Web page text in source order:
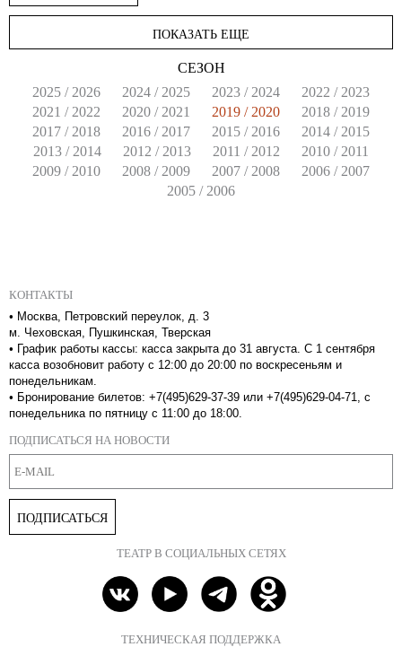
СЕЗОН
2025 / 2026
2024 / 2025 2023 / 2024
2022 / 2023
2021 / 2022
2020 / 2021 2019 / 2020
2018 / 2019
2017 / 2018
2016 / 2017 2015 / 2016
2014 / 2015
2013 / 2014
2012 / 2013 2011 / 2012
2010 / 2011
2009 / 2010
2008 / 2009 2007 / 2008
2006 / 2007
2005 / 2006
ПОКАЗАТЬ ЕЩЕ
КОНТАКТЫ
• Москва, Петровский переулок, д. 3
м. Чеховская, Пушкинская, Тверская
• График работы кассы: касса закрыта до 31 августа. С 1 сентября
касса возобновит работу с 12:00 до 20:00 по воскресеньям и
понедельникам.
• Бронирование билетов: +7(495)629-37-39 или +7(495)629-04-71, с
понедельника по пятницу с 11:00 до 18:00.
ПОДПИСАТЬСЯ НА НОВОСТИ
ПОДПИСАТЬСЯ
ТЕАТР В СОЦИАЛЬНЫХ СЕТЯХ
ТЕХНИЧЕСКАЯ ПОДДЕРЖКА